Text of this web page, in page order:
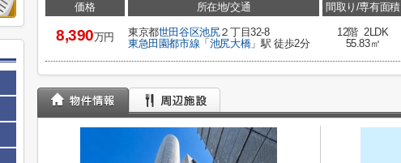
価格
8,390万円
所在地/交通
東京都世田谷区池尻２丁目32-8
東急田園都市線 「 池尻大橋」駅 徒歩2分
間取り/専有面積
12階 2LDK
55.83㎡